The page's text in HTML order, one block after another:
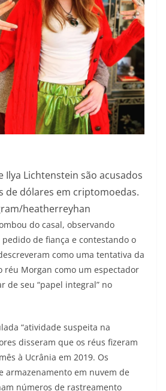
Ilya Lichtenstein são acusados
de dólares em criptomoedas.
heatherreyhan
do casal, observando
pedido de fiança e contestando o
como uma tentativa da
réu Morgan como um espectador
de seu “papel integral” no
“atividade suspeita na
disseram que os réus fizeram
à Ucrânia em 2019. Os
armazenamento em nuvem de
números de rastreamento